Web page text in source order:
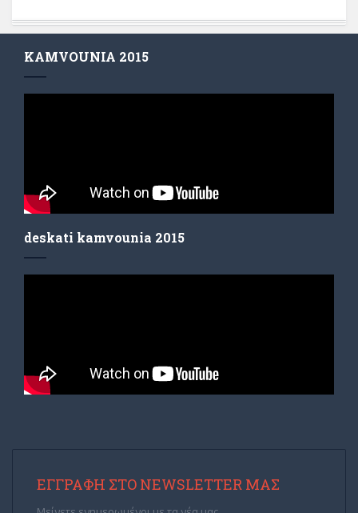
KAMVOUNIA 2015
deskati kamvounia 2015
ΕΓΓΡΑΦΉ ΣΤΟ NEWSLETTER ΜΑΣ